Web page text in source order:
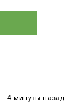
4 минуты назад